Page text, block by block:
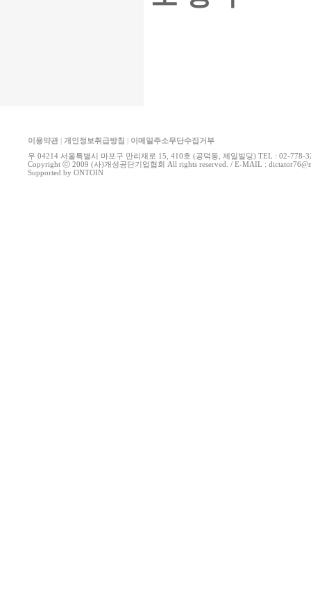
이용약관 개인정보취급방침
이메일주소무단수집거부
우 04214 서울특별시 마포구 만리재로 15, 410호 (공덕동, 제일빌딩) TEL : 02-778-
Copyright ⓒ 2009 (사)개성공단기업협회 All rights reserved. / E-MAIL :
Supported by ONTOIN